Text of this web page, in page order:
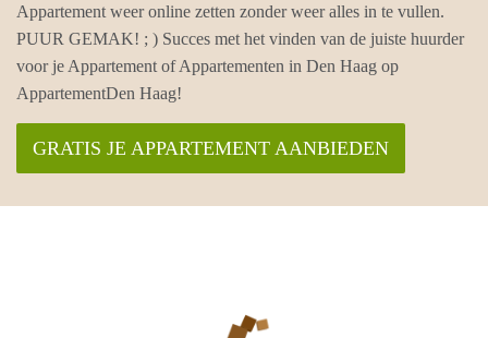
Appartement weer online zetten zonder weer alles in te vullen.
PUUR GEMAK! ; ) Succes met het vinden van de juiste huurder
voor je Appartement of Appartementen in Den Haag op
AppartementDen Haag!
GRATIS JE APPARTEMENT AANBIEDEN